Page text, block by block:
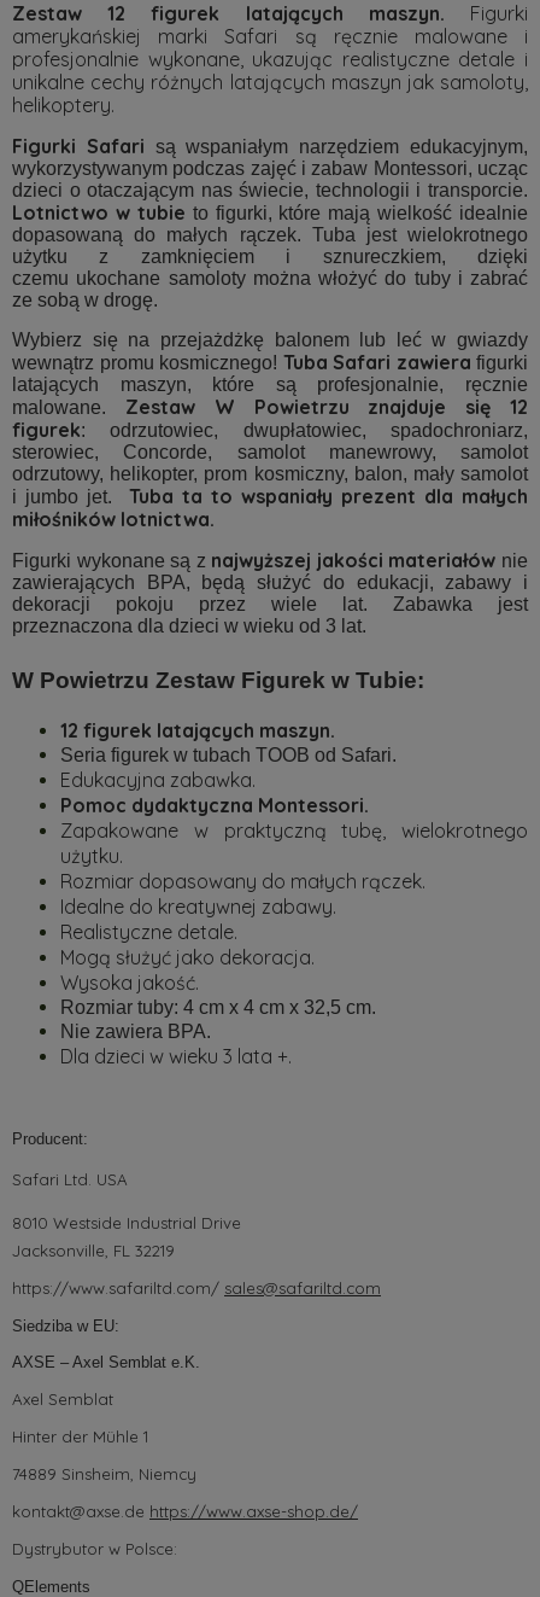
Zestaw 12 figurek latających maszyn. Figurki
amerykańskiej marki Safari są ręcznie malowane i
profesjonalnie wykonane, ukazując realistyczne detale i
unikalne cechy różnych latających maszyn jak samoloty,
helikoptery.
Figurki Safari są wspaniałym narzędziem edukacyjnym,
wykorzystywanym podczas zajęć i zabaw Montessori, ucząc
dzieci o otaczającym nas świecie, technologii i transporcie.
Lotnictwo w tubie to figurki, które mają wielkość idealnie
dopasowaną do małych rączek. Tuba jest wielokrotnego
użytku z zamknięciem i sznureczkiem, dzięki
czemu ukochane samoloty można włożyć do tuby i zabrać
ze sobą w drogę.
Wybierz się na przejażdżkę balonem lub leć w gwiazdy
wewnątrz promu kosmicznego! Tuba Safari zawiera figurki
latających maszyn, które są profesjonalnie, ręcznie
malowane.
Zestaw W Powietrzu znajduje się 12
figurek: odrzutowiec, dwupłatowiec, spadochroniarz,
sterowiec, Concorde, samolot manewrowy, samolot
odrzutowy, helikopter, prom kosmiczny, balon, mały samolot
i jumbo jet. Tuba ta to wspaniały prezent dla małych
miłośników lotnictwa.
Figurki wykonane są z najwyższej jakości materiałów nie
zawierających BPA, będą służyć do edukacji, zabawy i
dekoracji pokoju przez wiele lat. Zabawka jest
przeznaczona dla dzieci w wieku od 3 lat.
W Powietrzu Zestaw Figurek w Tubie:
12 figurek latających maszyn.
Seria figurek w tubach TOOB od Safari.
Edukacyjna zabawka.
Pomoc dydaktyczna Montessori.
Zapakowane w praktyczną tubę, wielokrotnego
użytku.
Rozmiar dopasowany do małych rączek.
Idealne do kreatywnej zabawy.
Realistyczne detale.
Mogą służyć jako dekoracja.
Wysoka jakość.
Rozmiar tuby: 4 cm x 4 cm x 32,5 cm.
Nie zawiera BPA.
Dla dzieci w wieku 3 lata +.
Producent:
Safari Ltd. USA
8010 Westside Industrial Drive
Jacksonville, FL 32219
https://www.safariltd.com/ sales@safariltd.com
Siedziba w EU:
AXSE – Axel Semblat e.K.
Axel Semblat
Hinter der Mühle 1
74889 Sinsheim, Niemcy
kontakt@axse.de https://www.axse-shop.de/
Dystrybutor w Polsce:
QElements